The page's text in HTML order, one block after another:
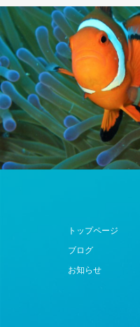
トップページ
ブログ
お知らせ